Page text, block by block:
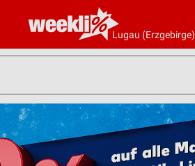
Lugau (Erzgebirge)